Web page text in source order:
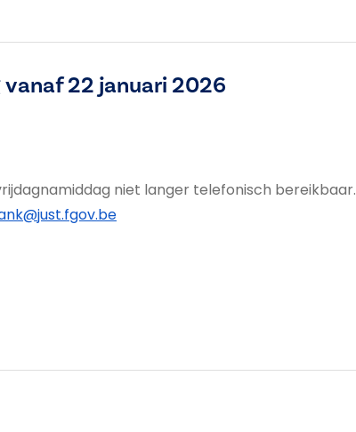
22 januari 2026
niet langer telefonisch bereikbaar.